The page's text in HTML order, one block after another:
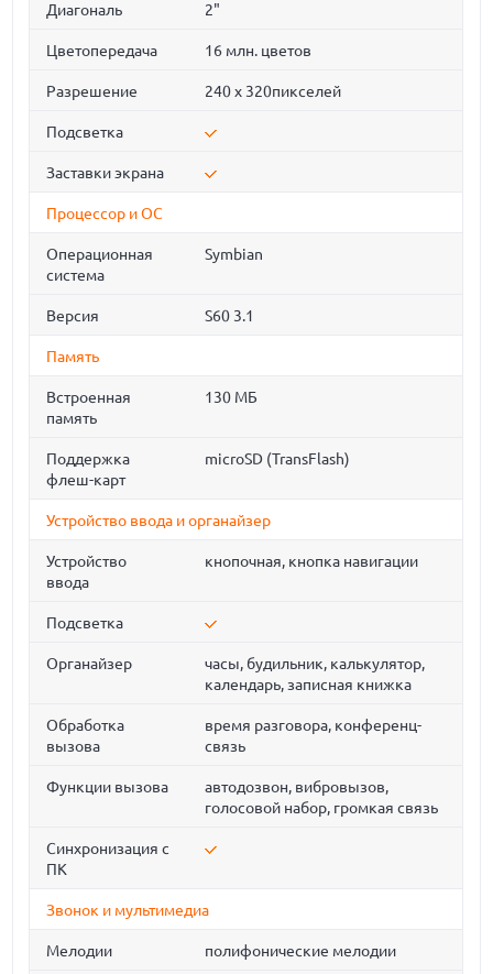
Диагональ 2"
Цветопередача 16 млн. цветов
Разрешение 240 х 320пикселей
Подсветка
Заставки экрана
Процессор и ОС
Операционная
система
Symbian
Версия S60 3.1
Память
Встроенная
память
130 МБ
Поддержка
флеш-карт
microSD (TransFlash)
Устройство ввода и органайзер
Устройство
ввода
кнопочная, кнопка навигации
Подсветка
Органайзер
часы, будильник, калькулятор,
календарь, записная книжка
Обработка
вызова
время разговора, конференц-
связь
Функции вызова
автодозвон, вибровызов,
голосовой набор, громкая связь
Синхронизация с
ПК
Звонок и мультимедиа
Мелодии полифонические мелодии